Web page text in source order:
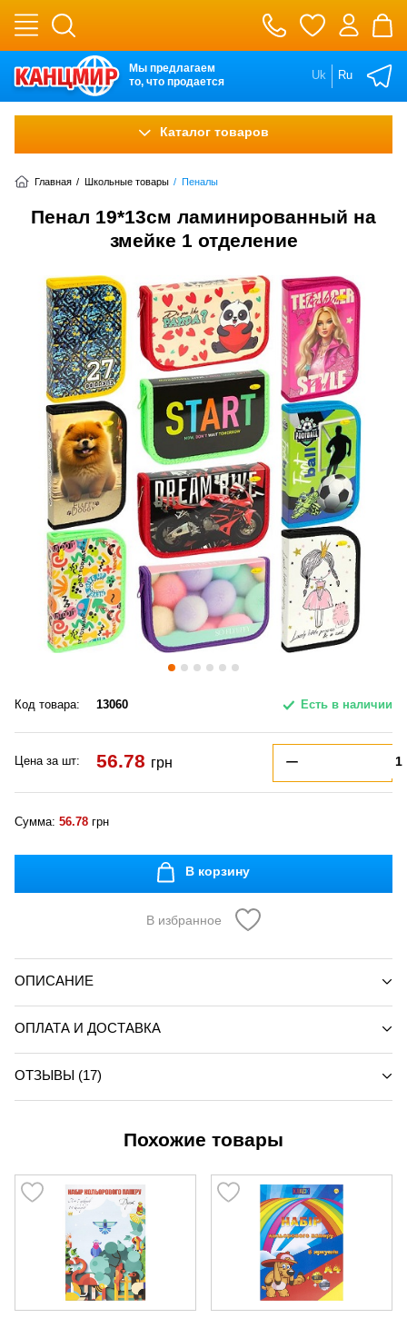
Мы предлагаем
то, что продается
Uk Ru
Каталог товаров
Главная / Школьные товары / Пеналы
Пенал 19*13см ламинированный на
змейке 1 отделение
Код товара: 13060 Есть в наличии
Цена за шт: 56.78 грн
Сумма: 56.78 грн
В корзину
В избранное
ОПИСАНИЕ
ОПЛАТА И ДОСТАВКА
ОТЗЫВЫ (17)
Похожие товары